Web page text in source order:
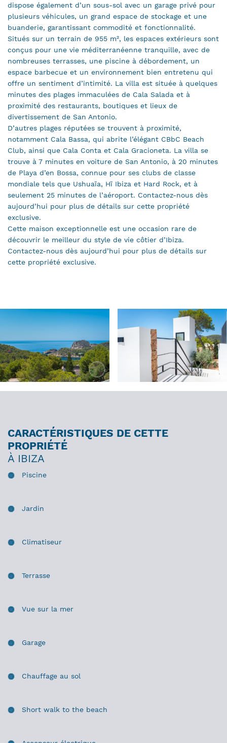
dispose également d’un sous-sol avec un garage privé pour
plusieurs véhicules, un grand espace de stockage et une
buanderie, garantissant commodité et fonctionnalité.
Situés sur un terrain de 955 m², les espaces extérieurs sont
conçus pour une vie méditerranéenne tranquille, avec de
nombreuses terrasses, une piscine à débordement, un
espace barbecue et un environnement bien entretenu qui
offre un sentiment d’intimité. La villa est située à quelques
minutes des plages immaculées de Cala Salada et à
proximité des restaurants, boutiques et lieux de
divertissement de San Antonio.
D’autres plages réputées se trouvent à proximité,
notamment Cala Bassa, qui abrite l’élégant CBbC Beach
Club, ainsi que Cala Conta et Cala Gracioneta. La villa se
trouve à 7 minutes en voiture de San Antonio, à 20 minutes
de Playa d’en Bossa, connue pour ses clubs de classe
mondiale tels que Ushuaïa, Hï Ibiza et Hard Rock, et à
seulement 25 minutes de l’aéroport. Contactez-nous dès
aujourd’hui pour plus de détails sur cette propriété
exclusive.
Cette maison exceptionnelle est une occasion rare de
découvrir le meilleur du style de vie côtier d’Ibiza.
Contactez-nous dès aujourd’hui pour plus de détails sur
cette propriété exclusive.
CARACTÉRISTIQUES DE CETTE
PROPRIÉTÉ
À IBIZA
Piscine
Jardin
Climatiseur
Terrasse
Vue sur la mer
Garage
Chauffage au sol
Short walk to the beach